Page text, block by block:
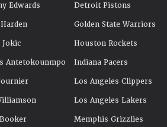
Edwards
Antetokounmpo
Detroit Pistons
Golden State Warriors
Houston Rockets
Indiana Pacers
Los Angeles Clippers
Los Angeles Lakers
Memphis Grizzlies